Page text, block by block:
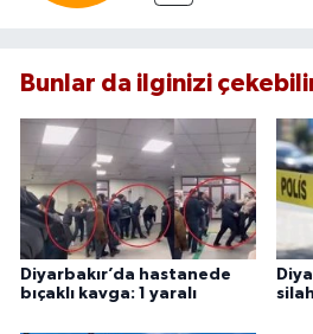
Bunlar da ilginizi
Diyarbakır’da hastanede
bıçaklı kavga: 1 yaralı